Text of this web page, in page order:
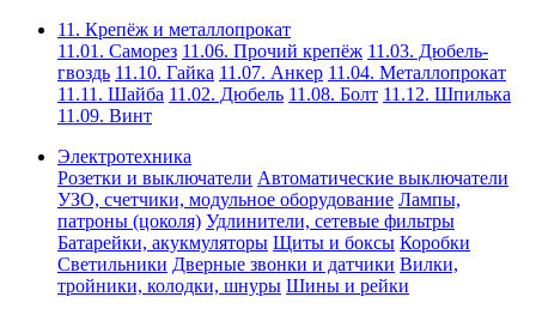
11. Крепёж и металлопрокат
11.01. Саморез 11.06. Прочий крепёж 11.03. Дюбель-
гвоздь 11.10. Гайка 11.07. Анкер 11.04. Металлопрокат
11.11. Шайба 11.02. Дюбель 11.08. Болт 11.12. Шпилька
11.09. Винт
Электротехника
Розетки и выключатели Автоматические выключатели
УЗО, счетчики, модульное оборудование Лампы,
патроны (цоколя) Удлинители, сетевые фильтры
Батарейки, акукмуляторы Щиты и боксы Коробки
Светильники Дверные звонки и датчики Вилки,
тройники, колодки, шнуры Шины и рейки